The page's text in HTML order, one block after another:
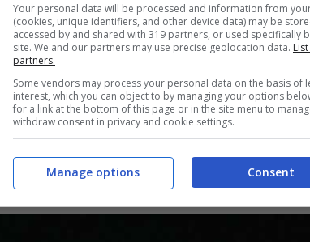
senza dubbio uno dei
angoli del pianeta, vengono allestiti
vere e proprie attrazioni
di Natale galleggiante dellaLaguna
Brasile. Questo gigantesco albero
che incanta visitatori da tutto
Your personal data will be processed and information from
(cookies, unique identifiers, and other device data) may be
accessed by and shared with 319 partners, or used specifically
site. We and our partners may use precise geolocation data.
partners.
Some vendors may process your personal data on the basis of
interest, which you can object to by managing your options
for a link at the bottom of this page or in the site menu to
withdraw consent in privacy and cookie settings.
Consent
Manage options